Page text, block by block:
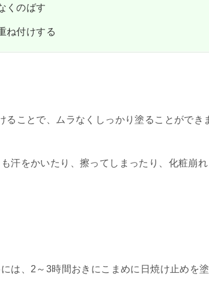
くのばす
ね付けする
ことで、ムラなくしっかり塗ることができ
汗をかいたり、擦ってしまったり、化粧崩
は、2～3時間おきにこまめに日焼け止めを